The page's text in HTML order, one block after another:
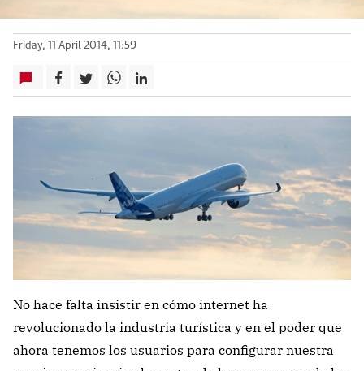
Friday, 11 April 2014, 11:59
No hace falta insistir en cómo internet ha
revolucionado la industria turística y en el poder que
ahora tenemos los usuarios para configurar nuestra